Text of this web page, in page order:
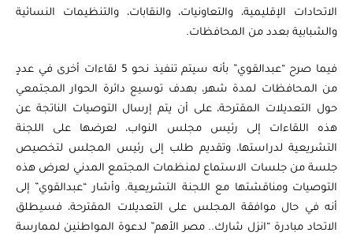
الاتحادات الإقليمية، والتعاونيات، والنقابات، والتنظيمات النسائية
والشبابية بعدد من المحافظات.
فيما صرح “عبدالقوي” بأنه سيتم تنفيذ نحو 5 لقاءات أخرى في عددٍ
من المحافظات لمدة شهر، بهدف توسيع دائرة الحوار المجتمعي
حول التعديلات المقترحة، على أن يتم إرسال التوصيات الناتجة عن
هذه اللقاءات إلى رئيس مجلس النواب، لعرضها على اللجنة
التشريعية لدراستها، وتقديم طلب إلى رئيس المجلس لتخصيص
جلسة من جلسات الاستماع لمنظمات المجتمع المدني لعرض هذه
التوصيات ومناقشتها مع اللجنة التشريعية. وأشار “عبدالقوي” إلى
أنه في حال موافقة المجلس على التعديلات المقترحة، فسيطلق
الاتحاد مبادرة “انزل شارك.. مصر الأهم” لدعوة المواطنين لممارسة